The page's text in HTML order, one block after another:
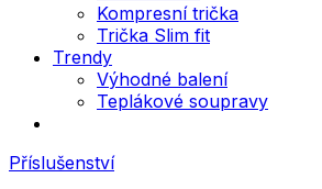
Kompresní trička
Trička Slim fit
Trendy
Výhodné balení
Teplákové soupravy
Příslušenství